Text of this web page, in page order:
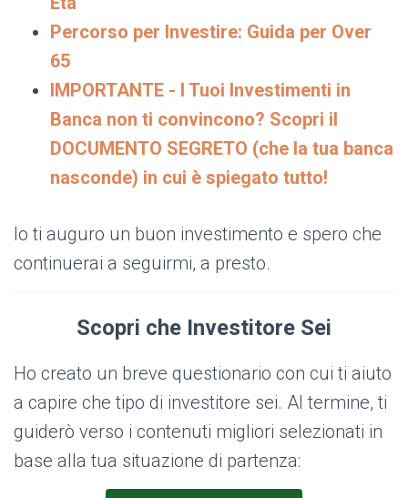
Percorso per Investire: Guida per Over
65
IMPORTANTE - I Tuoi Investimenti in
Banca non ti convincono? Scopri il
DOCUMENTO SEGRETO (che la tua banca
nasconde) in cui è spiegato tutto!
Io ti auguro un buon investimento e spero che
continuerai a seguirmi, a presto.
Scopri che Investitore Sei
Ho creato un breve questionario con cui ti aiuto
a capire che tipo di investitore sei. Al termine, ti
guiderò verso i contenuti migliori selezionati in
base alla tua situazione di partenza: